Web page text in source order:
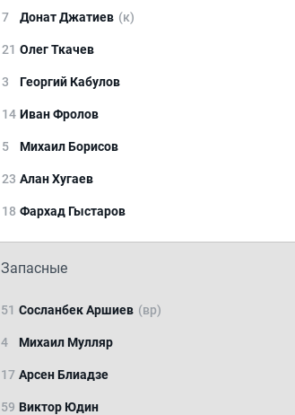
7 Донат Джатиев (к)
21 Олег Ткачев
3 Георгий Кабулов
14 Иван Фролов
5 Михаил Борисов
23 Алан Хугаев
18 Фархад Гыстаров
Запасные
51 Сосланбек Аршиев (вр)
4 Михаил Мулляр
17 Арсен Блиадзе
59 Виктор Юдин